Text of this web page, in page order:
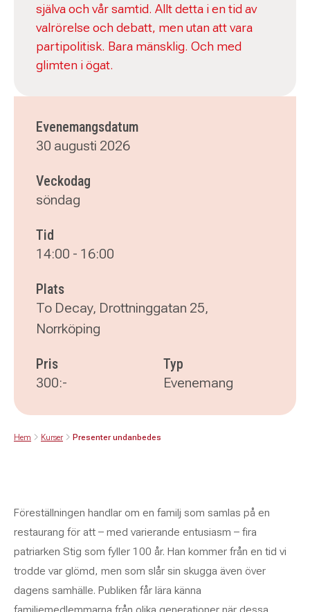
själva och vår samtid. Allt detta i en tid av
valrörelse och debatt, men utan att vara
partipolitisk. Bara mänsklig. Och med
glimten i ögat.
Evenemangsdatum
30 augusti 2026
Veckodag
söndag
Tid
14:00 - 16:00
Plats
To Decay, Drottninggatan 25,
Norrköping
Pris
300:-
Typ
Evenemang
Hem Kurser Presenter undanbedes
Föreställningen handlar om en familj som samlas på en
restaurang för att – med varierande entusiasm – fira
patriarken Stig som fyller 100 år. Han kommer från en tid vi
trodde var glömd, men som slår sin skugga även över
dagens samhälle. Publiken får lära känna